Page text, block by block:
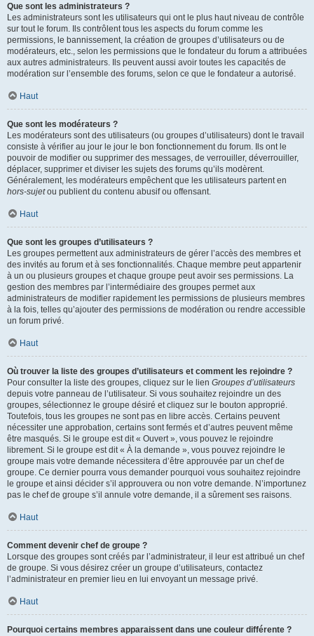
Que sont les administrateurs ?
Les administrateurs sont les utilisateurs qui ont le plus haut niveau de contrôle
sur tout le forum. Ils contrôlent tous les aspects du forum comme les
permissions, le bannissement, la création de groupes d’utilisateurs ou de
modérateurs, etc., selon les permissions que le fondateur du forum a attribuées
aux autres administrateurs. Ils peuvent aussi avoir toutes les capacités de
modération sur l’ensemble des forums, selon ce que le fondateur a autorisé.
Haut
Que sont les modérateurs ?
Les modérateurs sont des utilisateurs (ou groupes d’utilisateurs) dont le travail
consiste à vérifier au jour le jour le bon fonctionnement du forum. Ils ont le
pouvoir de modifier ou supprimer des messages, de verrouiller, déverrouiller,
déplacer, supprimer et diviser les sujets des forums qu’ils modèrent.
Généralement, les modérateurs empêchent que les utilisateurs partent en
hors-sujetou publient du contenu abusif ou offensant.
Haut
Que sont les groupes d’utilisateurs ?
Les groupes permettent aux administrateurs de gérer l’accès des membres et
des invités au forum et à ses fonctionnalités. Chaque membre peut appartenir
à un ou plusieurs groupes et chaque groupe peut avoir ses permissions. La
gestion des membres par l’intermédiaire des groupes permet aux
administrateurs de modifier rapidement les permissions de plusieurs membres
à la fois, telles qu’ajouter des permissions de modération ou rendre accessible
un forum privé.
Haut
Où trouver la liste des groupes d’utilisateurs et comment les rejoindre ?
Pour consulter la liste des groupes, cliquez sur le lien Groupes d’utilisateurs
depuis votre panneau de l’utilisateur. Si vous souhaitez rejoindre un des
groupes, sélectionnez le groupe désiré et cliquez sur le bouton approprié.
Toutefois, tous les groupes ne sont pas en libre accès. Certains peuvent
nécessiter une approbation, certains sont fermés et d’autres peuvent même
être masqués. Si le groupe est dit « Ouvert », vous pouvez le rejoindre
librement. Si le groupe est dit « À la demande », vous pouvez rejoindre le
groupe mais votre demande nécessitera d’être approuvée par un chef de
groupe. Ce dernier pourra vous demander pourquoi vous souhaitez rejoindre
le groupe et ainsi décider s’il approuvera ou non votre demande. N’importunez
pas le chef de groupe s’il annule votre demande, il a sûrement ses raisons.
Haut
Comment devenir chef de groupe ?
Lorsque des groupes sont créés par l’administrateur, il leur est attribué un chef
de groupe. Si vous désirez créer un groupe d’utilisateurs, contactez
l’administrateur en premier lieu en lui envoyant un message privé.
Haut
Pourquoi certains membres apparaissent dans une couleur différente ?